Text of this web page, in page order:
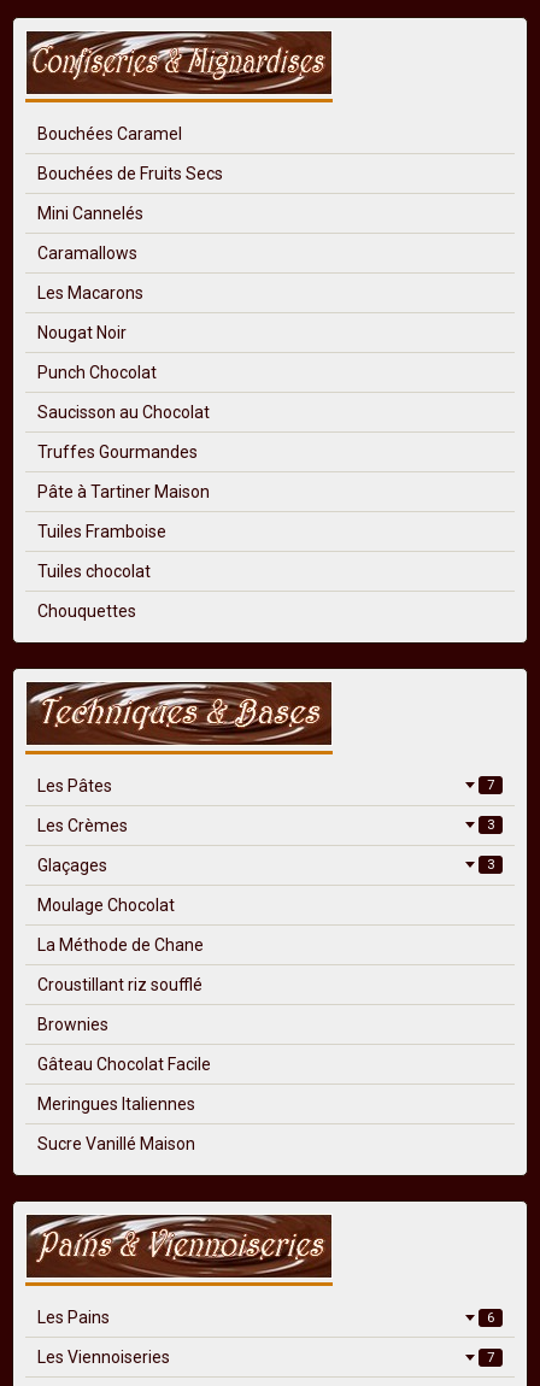
Bouchées Caramel
Bouchées de Fruits Secs
Mini Cannelés
Caramallows
Les Macarons
Nougat Noir
Punch Chocolat
Saucisson au Chocolat
Truffes Gourmandes
Pâte à Tartiner Maison
Tuiles Framboise
Tuiles chocolat
Chouquettes
Les Pâtes 7
Les Crèmes 3
Glaçages 3
Moulage Chocolat
La Méthode de Chane
Croustillant riz soufflé
Brownies
Gâteau Chocolat Facile
Meringues Italiennes
Sucre Vanillé Maison
Les Pains 6
Les Viennoiseries 7